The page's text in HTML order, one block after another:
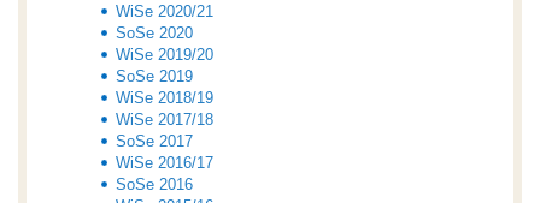
WiSe 2020/21
SoSe 2020
WiSe 2019/20
SoSe 2019
WiSe 2018/19
WiSe 2017/18
SoSe 2017
WiSe 2016/17
SoSe 2016